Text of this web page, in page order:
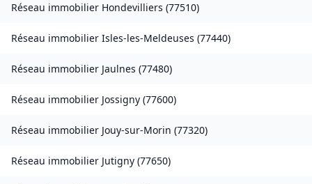
Réseau immobilier Hondevilliers (77510)
Réseau immobilier Isles-les-Meldeuses (77440)
Réseau immobilier Jaulnes (77480)
Réseau immobilier Jossigny (77600)
Réseau immobilier Jouy-sur-Morin (77320)
Réseau immobilier Jutigny (77650)